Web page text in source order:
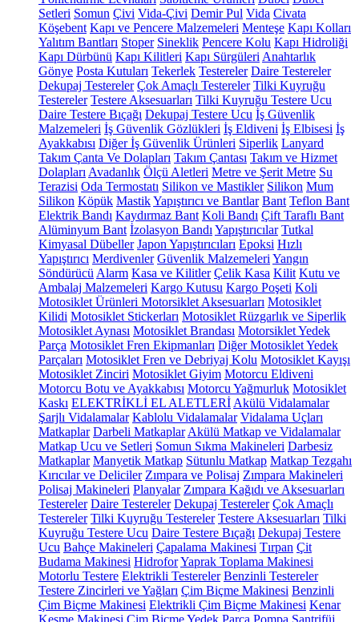
Setleri Somun Çivi Vida-Çivi Demir Pul Vida Civata
Köşebent Kapı ve Pencere Malzemeleri Menteşe Kapı Kolları
Yalıtım Bantları Stoper Sineklik Pencere Kolu Kapı Hidroliği
Kapı Dürbünü Kapı Kilitleri Kapı Sürgüleri Anahtarlık
Gönye Posta Kutuları Tekerlek Testereler Daire Testereler
Dekupaj Testereler Çok Amaçlı Testereler Tilki Kuyruğu
Testereler Testere Aksesuarları Tilki Kuyruğu Testere Ucu
Daire Testere Bıçağı Dekupaj Testere Ucu İş Güvenlik
Malzemeleri İş Güvenlik Gözlükleri İş Eldiveni İş Elbisesi İş
Ayakkabısı Diğer İş Güvenlik Ürünleri Siperlik Lanyard
Takım Çanta Ve Dolapları Takım Çantası Takım ve Hizmet
Dolapları Avadanlık Ölçü Aletleri Metre ve Şerit Metre Su
Terazisi Oda Termostatı Silikon ve Mastikler Silikon Mum
Silikon Köpük MastikYapıştırıcı ve Bantlar Bant Teflon Bant
Elektrik Bandı Kaydırmaz Bant Koli Bandı Çift Taraflı Bant
Alüminyum Bant İzolasyon Bandı Yapıştırıcılar Tutkal
Kimyasal Dübeller Japon Yapıştırıcıları Epoksi Hızlı
Yapıştırıcı Merdivenler Güvenlik Malzemeleri Yangın
Söndürücü Alarm Kasa ve Kilitler Çelik Kasa Kilit Kutu ve
Ambalaj Malzemeleri Kargo Kutusu Kargo Poşeti Koli
Motosiklet Ürünleri Motorsiklet Aksesuarları Motosiklet
Kilidi Motosiklet Stickerları Motosiklet Rüzgarlık ve Siperlik
Motosiklet Aynası Motosiklet Brandası Motorsiklet Yedek
Parça Motosiklet Fren Ekipmanları Diğer Motosiklet Yedek
Parçaları Motosiklet Fren ve Debriyaj Kolu Motosiklet Kayışı
Motosiklet Zinciri Motosiklet Giyim Motorcu Eldiveni
Motorcu Botu ve Ayakkabısı Motorcu Yağmurluk Motosiklet
Kaskı ELEKTRİKLİ EL ALETLERİ Akülü Vidalamalar
Şarjlı Vidalamalar Kablolu Vidalamalar Vidalama Uçları
Matkaplar Darbeli Matkaplar Akülü Matkap ve Vidalamalar
Matkap Ucu ve Setleri Somun Sıkma Makineleri Darbesiz
Matkaplar Manyetik Matkap Sütunlu Matkap Matkap Tezgahı
Kırıcılar ve Deliciler Zımpara ve Polisaj Zımpara Makineleri
Polisaj Makineleri Planyalar Zımpara Kağıdı ve Aksesuarları
Testereler Daire Testereler Dekupaj Testereler Çok Amaçlı
Testereler Tilki Kuyruğu Testereler Testere Aksesuarları Tilki
Kuyruğu Testere Ucu Daire Testere Bıçağı Dekupaj Testere
Ucu Bahçe Makineleri Çapalama Makinesi Tırpan Çit
Budama Makinesi HidroforYaprak Toplama Makinesi
Motorlu Testere Elektrikli Testereler Benzinli Testereler
Testere Zincirleri ve Yağları Çim Biçme Makinesi Benzinli
Çim Biçme Makinesi Elektrikli Çim Biçme Makinesi Kenar
Kesme Makinesi Çim Biçme Yedek Parça Pompa Santrifüj